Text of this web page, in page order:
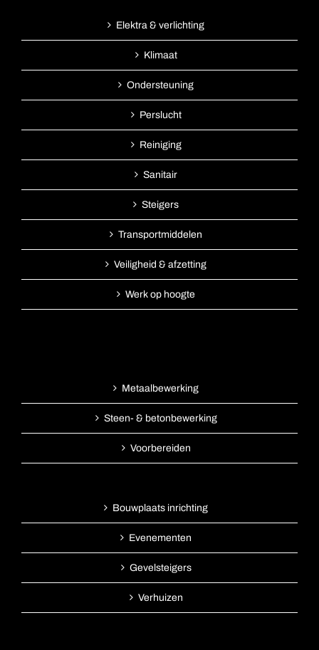
Elektra & verlichting
Klimaat
Ondersteuning
Perslucht
Reiniging
Sanitair
Steigers
Transportmiddelen
Veiligheid & afzetting
Werk op hoogte
Metaalbewerking
Steen- & betonbewerking
Voorbereiden
Bouwplaats inrichting
Evenementen
Gevelsteigers
Verhuizen